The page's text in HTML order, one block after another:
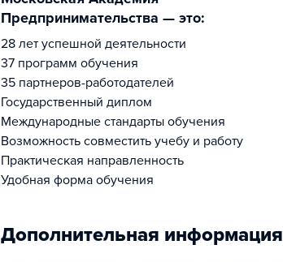
Предпринимательства — это:
28 лет успешной деятельности
37 программ обучения
35 партнеров-работодателей
Государственный диплом
Международные стандарты обучения
Возможность совместить учебу и работу
Практическая направленность
Удобная форма обучения
Дополнительная информация